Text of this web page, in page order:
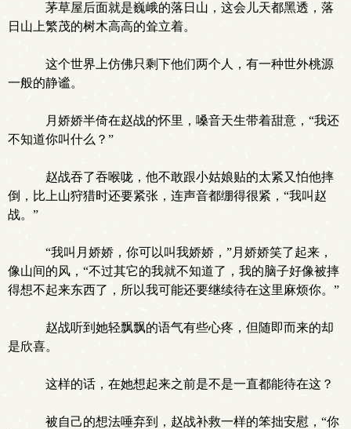
茅草屋后面就是巍峨的落日山，这会儿天都黑透，落
日山上繁茂的树木高高的耸立着。
这个世界上仿佛只剩下他们两个人，有一种世外桃源
一般的静谧。
月娇娇半倚在赵战的怀里，嗓音天生带着甜意，“我还
不知道你叫什么？”
赵战吞了吞喉咙，他不敢跟小姑娘贴的太紧又怕他摔
倒，比上山狩猎时还要紧张，连声音都绷得很紧，“我叫赵
战。”
“我叫月娇娇，你可以叫我娇娇，”月娇娇笑了起来，
像山间的风，“不过其它的我就不知道了，我的脑子好像被摔
得想不起来东西了，所以我可能还要继续待在这里麻烦你。”
赵战听到她轻飘飘的语气有些心疼，但随即而来的却
是欣喜。
这样的话，在她想起来之前是不是一直都能待在这？
被自己的想法唾弃到，赵战补救一样的笨拙安慰，“你